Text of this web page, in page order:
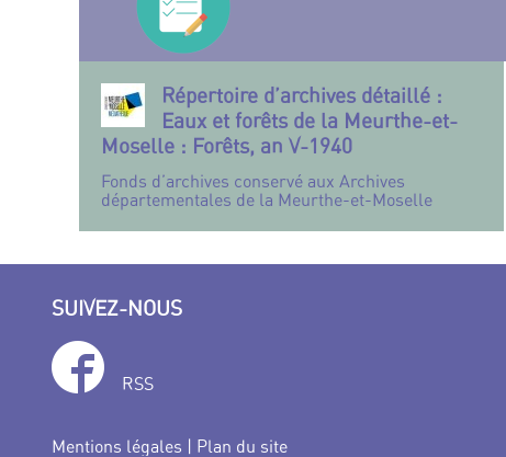
Répertoire d’archives détaillé :
Eaux et forêts de la Meurthe-et-
Moselle : Forêts, an V-1940
Fonds d’archives conservé aux Archives
départementales de la Meurthe-et-Moselle
SUIVEZ-NOUS
RSS
Mentions légales | Plan du site